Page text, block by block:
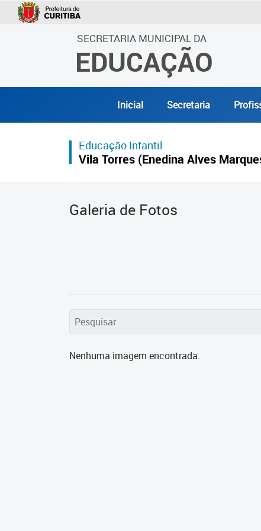
SECRETARIA MUNICIPAL DA
EDUCAÇÃO
Inicial Secretaria
Educação Infantil
Vila Torres (Enedina Alves
Galeria de Fotos
Nenhuma imagem encontrada.